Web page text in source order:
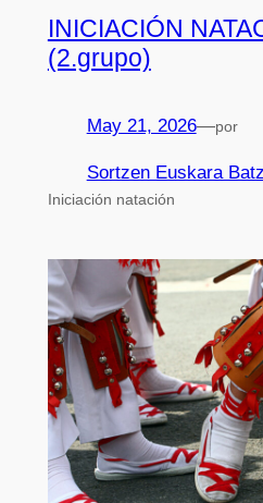
INICIACIÓN
(2.grupo)
May 21, 2026—por
Sortzen Euskara
Iniciación natación